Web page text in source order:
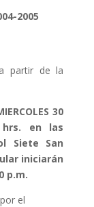
2005
partir de la
30
hrs. en las
Siete San
iniciarán
p.m.
el